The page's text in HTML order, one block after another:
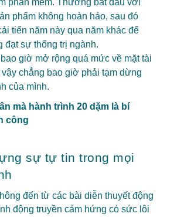
phần mềm. Thường bắt đầu với
phẩm không hoàn hảo, sau đó
tiến năm này qua năm khác để
đạt sự thống trị ngành.
giờ mở rộng quá mức về mặt tài
chẳng bao giờ phải tạm dừng
của mình.
mà hành trình 20 dặm là bí
công
sự tự tin trong mọi
đến từ các bài diễn thuyết động
động truyền cảm hứng có sức lôi